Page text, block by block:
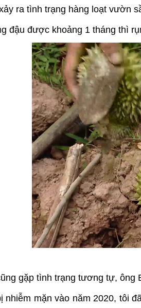
ra tình trạng hàng loạt vườn
đậu được khoảng 1 tháng thì
gặp tình trạng tương tự, ông
nhiễm mặn vào năm 2020, tôi